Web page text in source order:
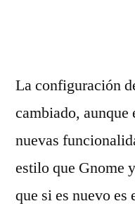
La configuración
cambiado, aunque
nuevas
estilo que Gnome
que si es nuevo es